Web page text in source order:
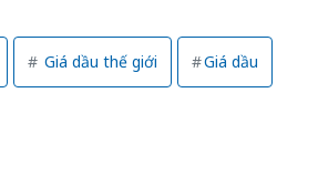
Giá dầu thế giới Giá dầu